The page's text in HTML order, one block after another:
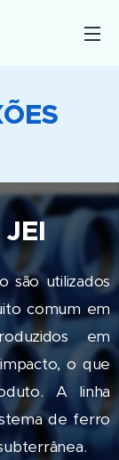
são utilizados
comum em
em
o que
A linha
de ferro